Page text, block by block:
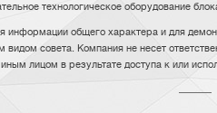
технологическое оборудование
информации общего характера и для
совета. Компания не несет
лицом в результате доступа к или